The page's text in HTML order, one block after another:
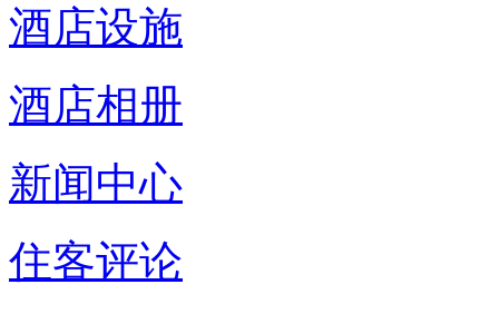
酒店设施
酒店相册
新闻中心
住客评论